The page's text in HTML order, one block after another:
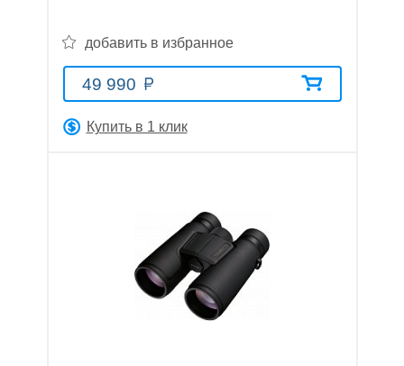
добавить в избранное
49 990
Купить в 1 клик